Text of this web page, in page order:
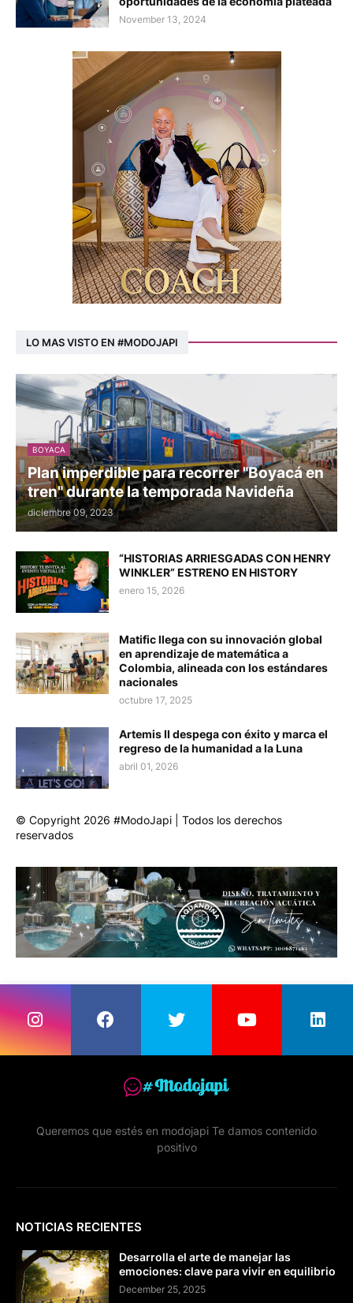
November 13, 2024
LO MAS VISTO EN #MODOJAPI
BOYACA
Plan imperdible para recorrer "Boyacá en
tren" durante la temporada Navideña
diciembre 09, 2023
“HISTORIAS ARRIESGADAS CON HENRY
WINKLER” ESTRENO EN HISTORY
enero 15, 2026
Matific llega con su innovación global
en aprendizaje de matemática a
Colombia, alineada con los estándares
nacionales
octubre 17, 2025
Artemis II despega con éxito y marca el
regreso de la humanidad a la Luna
abril 01, 2026
© Copyright 2026 #ModoJapi | Todos los derechos
reservados
Queremos que estés en modojapi Te damos contenido
positivo
NOTICIAS RECIENTES
Desarrolla el arte de manejar las
emociones: clave para vivir en equilibrio
December 25, 2025